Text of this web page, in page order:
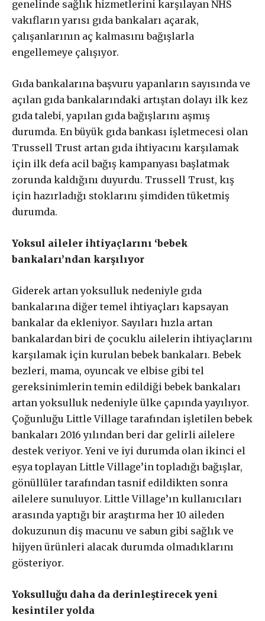
seçebilirsiniz.
Abonelik süresi ne kadar?
Abone paketleri arasında fark var
mı?
£50 / yıllık ABONE OL
£100 / yıllık ABONE OL
£200 / yıllık ABONE OL
genelinde sağlık hizmetlerini karşılayan NHS
vakıfların yarısı gıda bankaları açarak,
çalışanlarının aç kalmasını bağışlarla
engellemeye çalışıyor.
Gıda bankalarına başvuru yapanların sayısında ve
açılan gıda bankalarındaki artıştan dolayı ilk kez
gıda talebi, yapılan gıda bağışlarını aşmış
durumda. En büyük gıda bankası işletmecesi olan
Trussell Trust artan gıda ihtiyacını karşılamak
için ilk defa acil bağış kampanyası başlatmak
zorunda kaldığını duyurdu. Trussell Trust, kış
için hazırladığı stoklarını şimdiden tüketmiş
durumda.
Yoksul aileler ihtiyaçlarını ‘bebek
bankaları’ndan karşılıyor
Giderek artan yoksulluk nedeniyle gıda
bankalarına diğer temel ihtiyaçları kapsayan
bankalar da ekleniyor. Sayıları hızla artan
bankalardan biri de çocuklu ailelerin ihtiyaçlarını
karşılamak için kurulan bebek bankaları. Bebek
bezleri, mama, oyuncak ve elbise gibi tel
gereksinimlerin temin edildiği bebek bankaları
artan yoksulluk nedeniyle ülke çapında yayılıyor.
Çoğunluğu Little Village tarafından işletilen bebek
bankaları 2016 yılından beri dar gelirli ailelere
destek veriyor. Yeni ve iyi durumda olan ikinci el
eşya toplayan Little Village’in topladığı bağışlar,
gönüllüler tarafından tasnif edildikten sonra
ailelere sunuluyor. Little Village’ın kullanıcıları
arasında yaptığı bir araştırma her 10 aileden
dokuzunun diş macunu ve sabun gibi sağlık ve
hijyen ürünleri alacak durumda olmadıklarını
gösteriyor.
Yoksulluğu daha da derinleştirecek yeni
kesintiler yolda